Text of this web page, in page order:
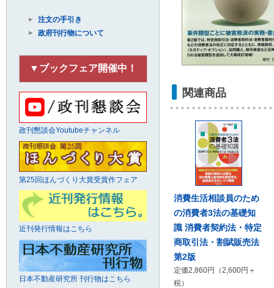
関連商品
消費生活相談員のため
の消費者3法の基礎知
識 消費者契約法・特定
商取引法・割賦販売法
第2版
定価2,860円（2,600円＋
税）
注文の手引き
政府刊行物について
▼ブックフェア開催中！
政刊懇談会Youtubeチャンネル
第25回ほんづくり大賞受賞作フェア
近刊発行情報はこちら
日本不動産研究所 刊行物はこちら